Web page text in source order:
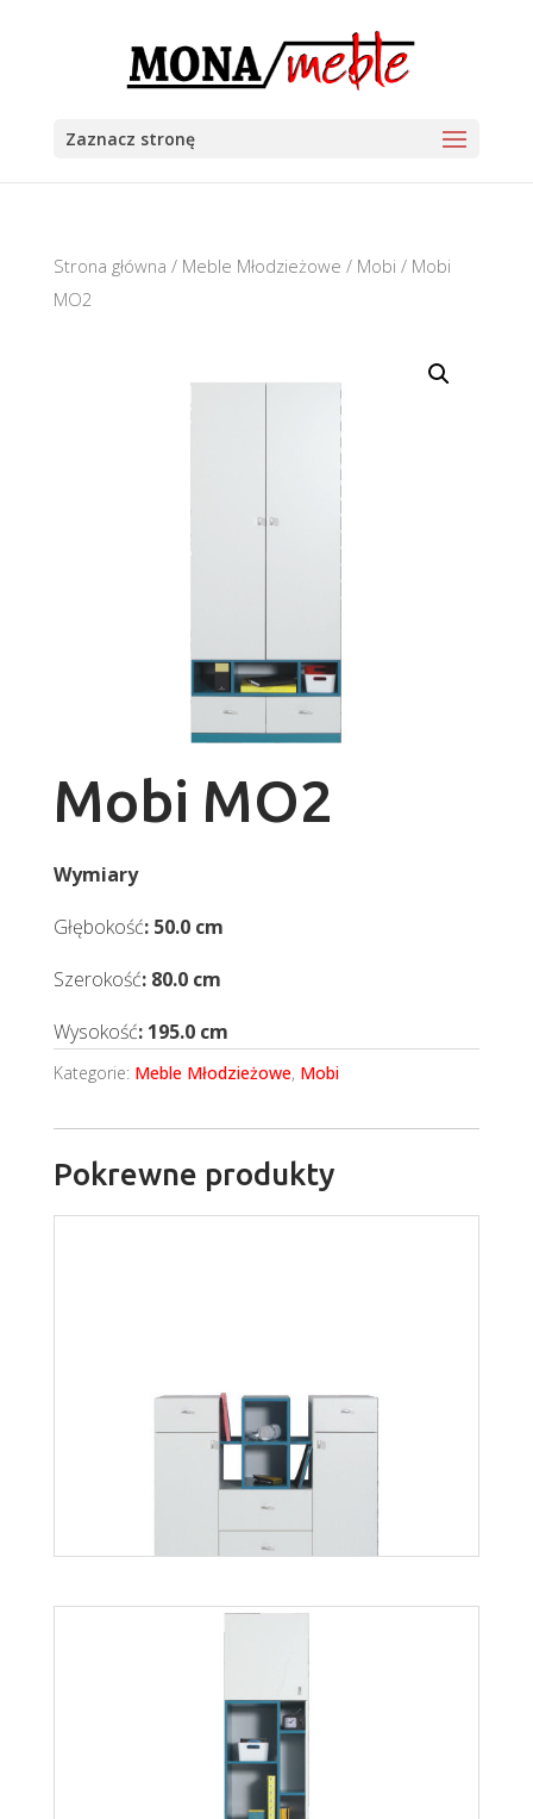
Zaznacz stronę
Strona główna / Meble Młodzieżowe / Mobi / Mobi
MO2
Mobi MO2
Wymiary
Głębokość: 50.0 cm
Szerokość: 80.0 cm
Wysokość: 195.0 cm
Kategorie: Meble Młodzieżowe, Mobi
Pokrewne produkty